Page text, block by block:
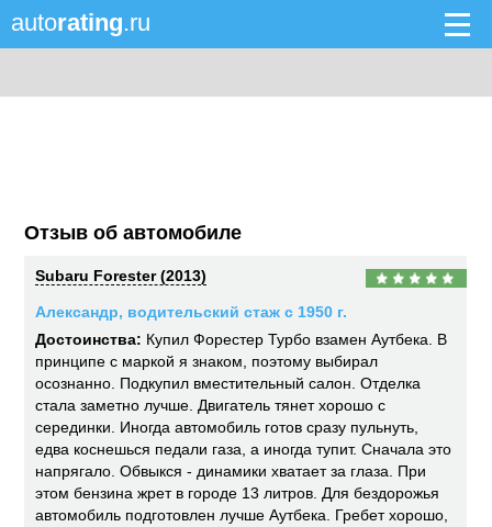
autorating.ru
Отзыв об автомобиле
Subaru Forester (2013)
Александр, водительский стаж с 1950 г.
Достоинства: Купил Форестер Турбо взамен Аутбека. В
принципе с маркой я знаком, поэтому выбирал
осознанно. Подкупил вместительный салон. Отделка
стала заметно лучше. Двигатель тянет хорошо с
серединки. Иногда автомобиль готов сразу пульнуть,
едва коснешься педали газа, а иногда тупит. Сначала это
напрягало. Обвыкся - динамики хватает за глаза. При
этом бензина жрет в городе 13 литров. Для бездорожья
автомобиль подготовлен лучше Аутбека. Гребет хорошо,